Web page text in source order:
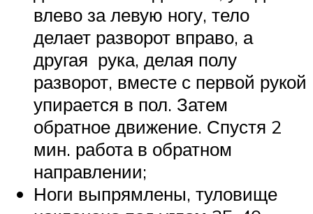
влево за левую ногу, тело
делает разворот вправо, а
другая рука, делая полу
разворот, вместе с первой рукой
упирается в пол. Затем
обратное движение. Спустя 2
мин. работа в обратном
направлении;
Ноги выпрямлены, туловище